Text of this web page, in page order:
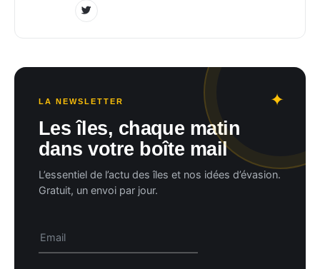
LA NEWSLETTER
Les îles, chaque matin
dans votre boîte mail
L’essentiel de l’actu des îles et nos idées d’évasion.
Gratuit, un envoi par jour.